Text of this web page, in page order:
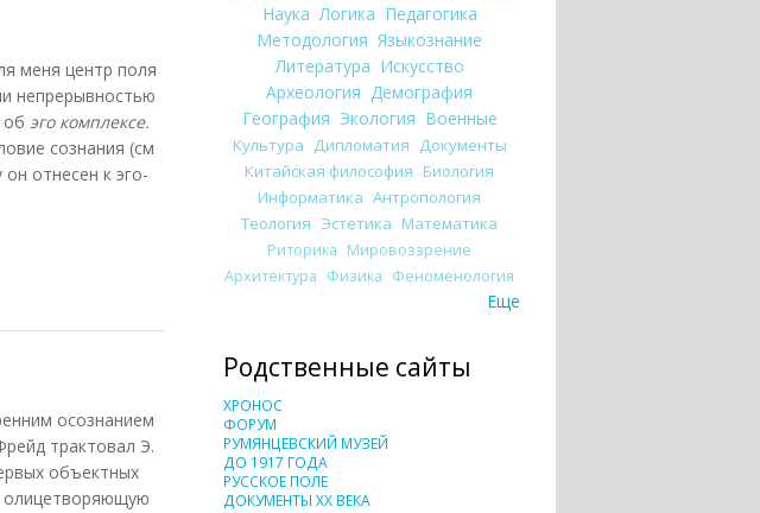
меня центр поля
непрерывностью
об эго комплексе.
сознания (см
отнесен к эго-
осознанием
трактовал Э.
объектных
олицетворяющую
Наука Логика Педагогика
Методология Языкознание
Литература Искусство
Археология Демография
География Экология Военные
Культура Дипломатия Документы
Китайская философия Биология
Информатика Антропология
Теология Эстетика Математика
Риторика Мировоззрение
Архитектура Физика Феноменология
Еще
Родственные сайты
ХРОНОС
ФОРУМ
РУМЯНЦЕВСКИЙ МУЗЕЙ
ДО 1917 ГОДА
РУССКОЕ ПОЛЕ
ДОКУМЕНТЫ XX ВЕКА